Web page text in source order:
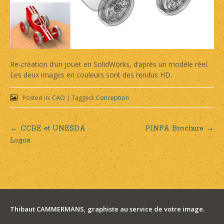
Re-création d’un jouet en SolidWorks, d’après un modèle réel.
Les deux images en couleurs sont des rendus HD.
Posted in:CAO |Tagged:Conception
Post
navigation
← CCRE et UNESDA
Logos
PINFA Brochure →
Thibaut CAMMERMANS, graphiste au service de votre image.